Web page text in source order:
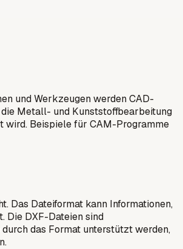
und Werkzeugen werden CAD-
Metall- und Kunststoffbearbeitung
wird. Beispiele für CAM-Programme
Das Dateiformat kann Informationen,
Die DXF-Dateien sind
das Format unterstützt werden,